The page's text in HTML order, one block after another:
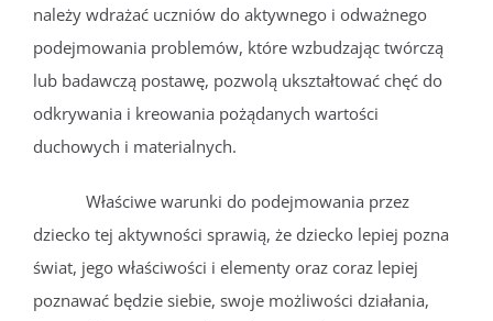
należy wdrażać uczniów do aktywnego i odważnego
podejmowania problemów, które wzbudzając twórczą
lub badawczą postawę, pozwolą ukształtować chęć do
odkrywania i kreowania pożądanych wartości
duchowych i materialnych.
Właściwe warunki do podejmowania przez
dziecko tej aktywności sprawią, że dziecko lepiej pozna
świat, jego właściwości i elementy oraz coraz lepiej
poznawać będzie siebie, swoje możliwości działania,